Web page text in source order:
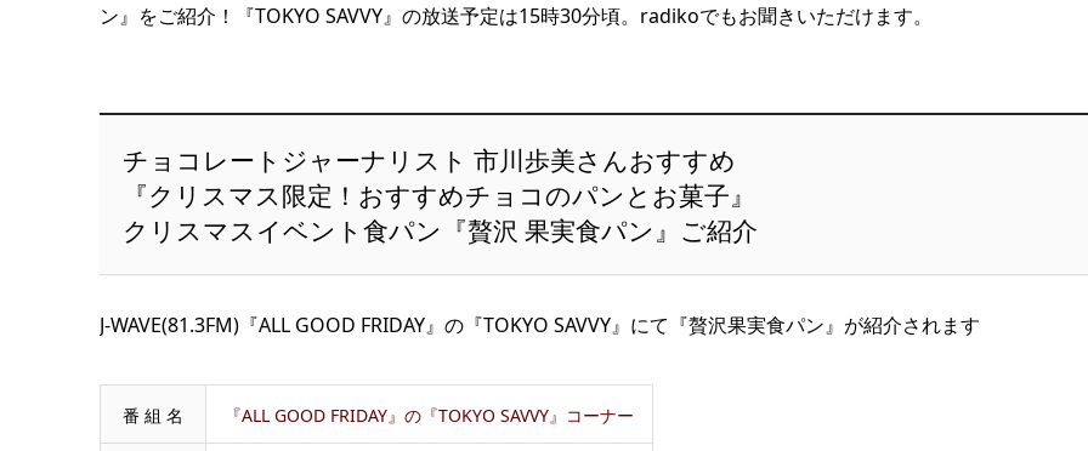
ン』をご紹介！『TOKYO SAVVY』の放送予定は15時30分頃。radikoでもお聞きいただけます。
チョコレートジャーナリスト 市川歩美さんおすすめ
『クリスマス限定！おすすめチョコのパンとお菓子』
クリスマスイベント食パン『贅沢 果実食パン』ご紹介
J-WAVE(81.3FM)『ALL GOOD FRIDAY』の『TOKYO SAVVY』にて『贅沢果実食パン』が紹介されます
番 組 名 『ALL GOOD FRIDAY』の『TOKYO SAVVY』コーナー